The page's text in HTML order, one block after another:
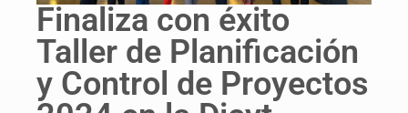
Finaliza con éxito
Taller de Planificación
y Control de Proyectos